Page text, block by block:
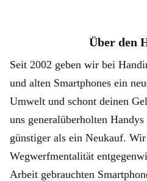
Über den
Seit 2002 geben wir bei
und alten Smartphones ein
Umwelt und schont deinen
uns generalüberholten
günstiger als ein Neukauf.
Wegwerfmentalität
Arbeit gebrauchten